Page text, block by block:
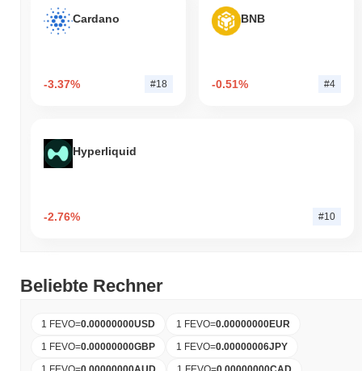
Cardano
-3.37% #18
BNB
-0.51% #4
Hyperliquid
-2.76% #10
Beliebte Rechner
1 FEVO=0.00000000USD 1 FEVO=0.00000000EUR
1 FEVO=0.00000000GBP 1 FEVO=0.00000006JPY